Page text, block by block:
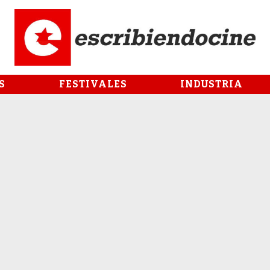
FESTIVALES INDUSTRIA